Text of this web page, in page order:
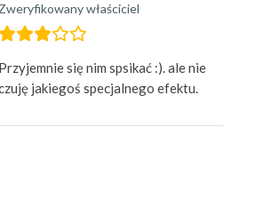
właściciel
Przyjemnie się nim spsikać :). ale nie
jakiegoś specjalnego efektu.